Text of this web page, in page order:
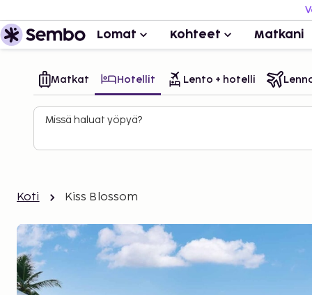
Lomat Kohteet Matkani
Matkat Hotellit Lento + hotelli
Missä haluat yöpyä?
Koti Kiss Blossom